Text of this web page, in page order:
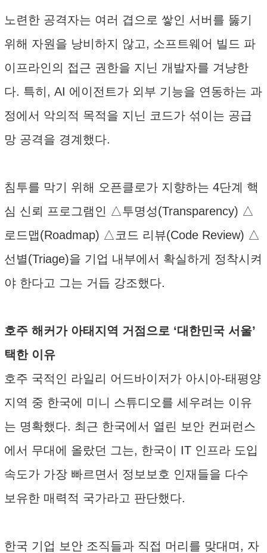
노련한 공격자는 여러 겹으로 쌓인 서버를 뚫기
위해 자원을 낭비하지 않고, 소프트웨어 빌드 파
이프라인의 접근 권한을 지닌 개발자를 겨냥한
다. 특히, AI 에이전트가 외부 기능을 연동하는 과
정에서 악의적 목적을 지닌 코드가 섞이는 공급
망 공격을 경계했다.
침투를 막기 위해 오픈클로가 지향하는 4단계 핵
심 신뢰 프로그램인 △투명성(Transparency) △
로드맵(Roadmap) △코드 리뷰(Code Review) △
선별(Triage)을 기업 내부에서 확실하게 정착시켜
야 한다고 그는 거듭 강조했다.
호주 해커가 아태지역 거점으로 ‘대한민국 서울’
택한 이유
호주 국적인 라일리 어드바이저가 아시아-태평양
지역 중 한국에 미니 스튜디오를 세우려는 이유
는 명확했다. 최근 한국에서 열린 보안 컨퍼런스
에서 무대에 올랐던 그는, 한국이 IT 인프라 도입
속도가 가장 빠르면서 정보보호 인재들을 다수
보유한 매력적 국가라고 판단했다.
한국 기업 보안 조직들과 직접 머리를 맞대며, 자